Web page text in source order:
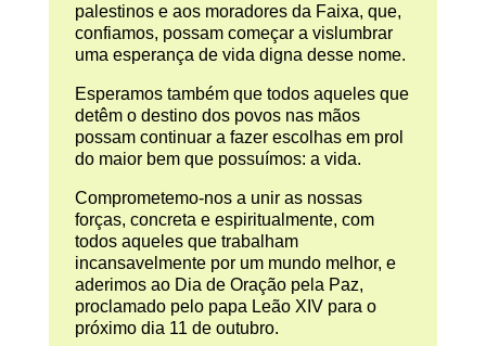
palestinos e aos moradores da Faixa, que,
confiamos, possam começar a vislumbrar
uma esperança de vida digna desse nome.
Esperamos também que todos aqueles que
detêm o destino dos povos nas mãos
possam continuar a fazer escolhas em prol
do maior bem que possuímos: a vida.
Comprometemo-nos a unir as nossas
forças, concreta e espiritualmente, com
todos aqueles que trabalham
incansavelmente por um mundo melhor, e
aderimos ao Dia de Oração pela Paz,
proclamado pelo papa Leão XIV para o
próximo dia 11 de outubro.